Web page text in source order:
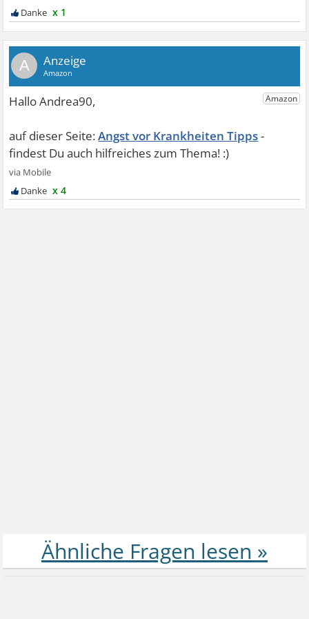
x 1
A
Angst vor Krankheiten Tipps
x 4